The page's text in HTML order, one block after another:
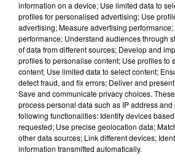
FIL D'ACTU
6 août 2026
SI TOUT LE MONDE FAIT ÇA,
information on a device; Use limited data to
profiles for personalised advertising; Use
advertising; Measure advertising
performance; Understand audiences through
of data from different sources; Develop and
profiles to personalise content; Use profiles to
content; Use limited data to select content;
detect fraud, and fix errors; Deliver and
Save and communicate privacy choices.
process personal data such as IP address
following functionalities: Identify devices
requested; Use precise geolocation data;
other data sources; Link different devices;
information transmitted automatically.